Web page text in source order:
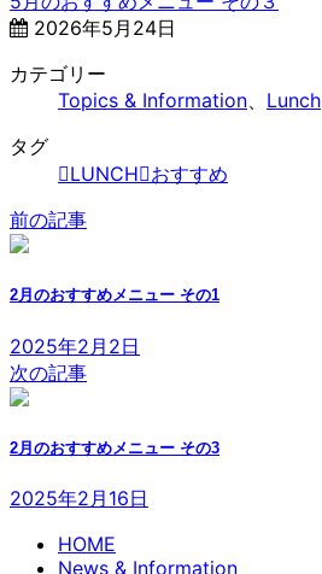
2026年5月24日
カテゴリー
Topics & Information、 Lunch
タグ
LUNCH おすすめ
前の記事
2月のおすすめメニュー その1
2025年2月2日
次の記事
2月のおすすめメニュー その3
2025年2月16日
HOME
News & Information